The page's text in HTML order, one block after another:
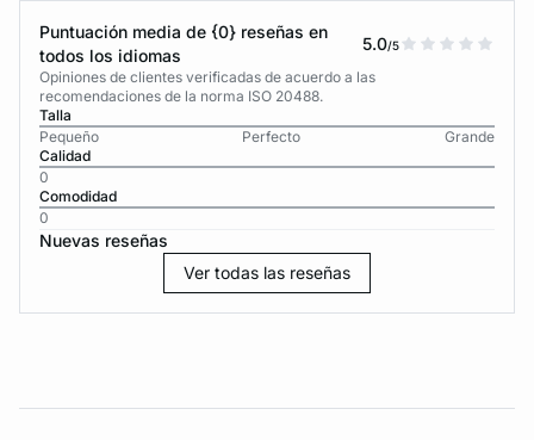
Puntuación media de {0} reseñas en
todos los idiomas
5.0/5
Opiniones de clientes verificadas de acuerdo a las
recomendaciones de la norma ISO 20488.
Talla
Pequeño
Perfecto
Grande
Calidad
0
Comodidad
0
Nuevas reseñas
Ver todas las reseñas